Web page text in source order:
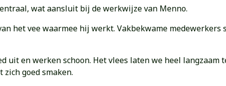
wat aansluit bij de werkwijze van Menno.
het vee waarmee hij werkt. Vakbekwame
uit en werken schoon. Het vlees laten we heel
goed smaken.